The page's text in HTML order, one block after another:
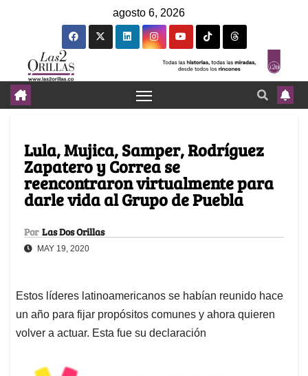
agosto 6, 2026
Lula, Mujica, Samper, Rodríguez
Zapatero y Correa se
reencontraron virtualmente para
darle vida al Grupo de Puebla
Por Las Dos Orillas
MAY 19, 2020
Estos líderes latinoamericanos se habían reunido hace
un año para fijar propósitos comunes y ahora quieren
volver a actuar. Esta fue su declaración